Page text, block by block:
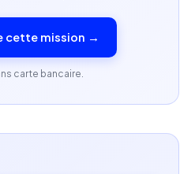
en communication,
autonomie.
similaires.
commerciales et
cette mission →
carte bancaire.